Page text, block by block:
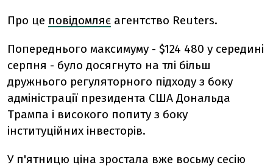
Про це повідомляє агентство Reuters.
Попереднього максимуму - $124 480 у середині
серпня - було досягнуто на тлі більш
дружнього регуляторного підходу з боку
адміністрації президента США Дональда
Трампа і високого попиту з боку
інституційних інвесторів.
У п'ятницю ціна зростала вже восьму сесію